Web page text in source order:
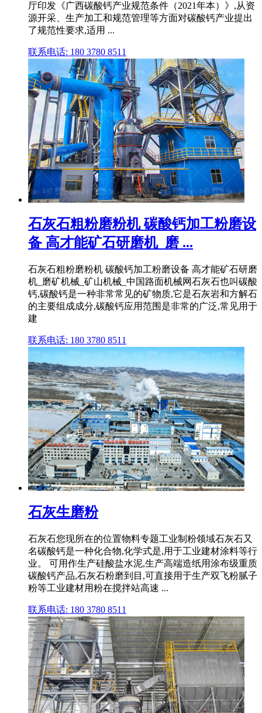
厅印发《广西碳酸钙产业规范条件（2021年本）》,从资
源开采、生产加工和规范管理等方面对碳酸钙产业提出
了规范性要求,适用 ...
联系电话: 180 3780 8511
石灰石粗粉磨粉机 碳酸钙加工粉磨设
备 高才能矿石研磨机_磨 ...
石灰石粗粉磨粉机 碳酸钙加工粉磨设备 高才能矿石研磨
机_磨矿机械_矿山机械_中国路面机械网石灰石也叫碳酸
钙,碳酸钙是一种非常常见的矿物质,它是石灰岩和方解石
的主要组成成分,碳酸钙应用范围是非常的广泛,常见用于
建
联系电话: 180 3780 8511
石灰生磨粉
石灰石您现所在的位置物料专题工业制粉领域石灰石又
名碳酸钙是一种化合物,化学式是,用于工业建材涂料等行
业。 可用作生产硅酸盐水泥,生产高端造纸用涂布级重质
碳酸钙产品,石灰石粉磨到目,可直接用于生产双飞粉腻子
粉等工业建材用粉在搅拌站高速 ...
联系电话: 180 3780 8511